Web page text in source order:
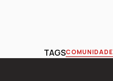
TAGSCOMUNIDADE